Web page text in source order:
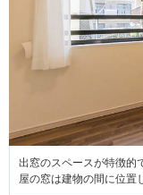
出窓のスペースが特徴的
屋の窓は建物の間に位置